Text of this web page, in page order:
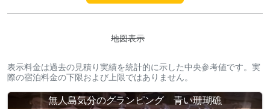
地図表示
表示料金は過去の見積り実績を統計的に示した中央参考値です。実
際の宿泊料金の下限および上限ではありません。
無人島気分のグランピング 青い珊瑚礁